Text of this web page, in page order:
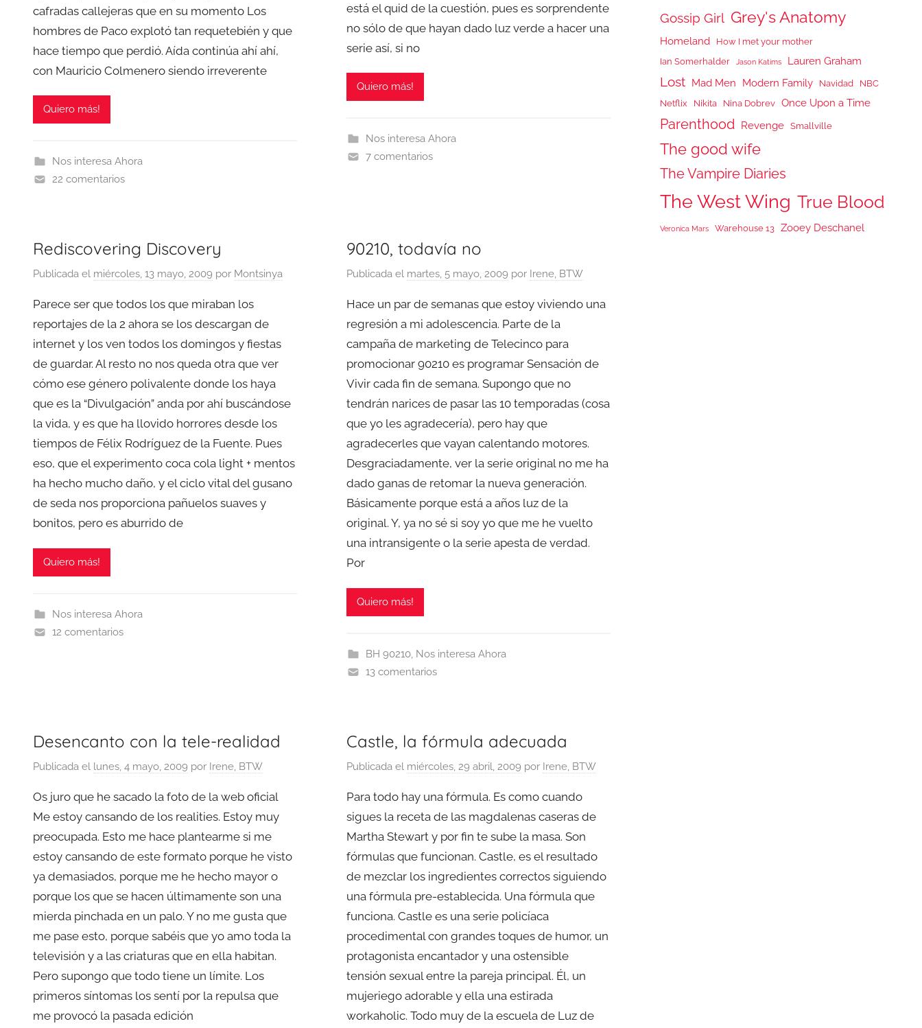
cafradas callejeras que en su momento Los
hombres de Paco explotó tan requetebién y que
hace tiempo que perdió. Aída continúa ahí ahí,
con Mauricio Colmenero siendo irreverente
Quiero más!
Nos interesa Ahora
22 comentarios
está el quid de la cuestión, pues es sorprendente
no sólo de que hayan dado luz verde a hacer una
serie así, si no
Quiero más!
Nos interesa Ahora
7 comentarios
Rediscovering Discovery
Publicada el miércoles, 13 mayo, 2009 por Montsinya
Parece ser que todos los que miraban los
reportajes de la 2 ahora se los descargan de
internet y los ven todos los domingos y fiestas
de guardar. Al resto no nos queda otra que ver
cómo ese género polivalente donde los haya
que es la “Divulgación” anda por ahí buscándose
la vida, y es que ha llovido horrores desde los
tiempos de Félix Rodríguez de la Fuente. Pues
eso, que el experimento coca cola light + mentos
ha hecho mucho daño, y el ciclo vital del gusano
de seda nos proporciona pañuelos suaves y
bonitos, pero es aburrido de
Quiero más!
Nos interesa Ahora
12 comentarios
90210, todavía no
Publicada el martes, 5 mayo, 2009 por Irene, BTW
Hace un par de semanas que estoy viviendo una
regresión a mi adolescencia. Parte de la
campaña de marketing de Telecinco para
promocionar 90210 es programar Sensación de
Vivir cada fin de semana. Supongo que no
tendrán narices de pasar las 10 temporadas (cosa
que yo les agradecería), pero hay que
agradecerles que vayan calentando motores.
Desgraciadamente, ver la serie original no me ha
dado ganas de retomar la nueva generación.
Básicamente porque está a años luz de la
original. Y, ya no sé si soy yo que me he vuelto
una intransigente o la serie apesta de verdad.
Por
Quiero más!
BH 90210, Nos interesa Ahora
13 comentarios
Desencanto con la tele-realidad
Publicada el lunes, 4 mayo, 2009 por Irene, BTW
Os juro que he sacado la foto de la web oficial
Me estoy cansando de los realities. Estoy muy
preocupada. Esto me hace plantearme si me
estoy cansando de este formato porque he visto
ya demasiados, porque me he hecho mayor o
porque los que se hacen últimamente son una
mierda pinchada en un palo. Y no me gusta que
me pase esto, porque sabéis que yo amo toda la
televisión y a las criaturas que en ella habitan.
Pero supongo que todo tiene un límite. Los
primeros síntomas los sentí por la repulsa que
me provocó la pasada edición
Castle, la fórmula adecuada
Publicada el miércoles, 29 abril, 2009 por Irene, BTW
Para todo hay una fórmula. Es como cuando
sigues la receta de las magdalenas caseras de
Martha Stewart y por fin te sube la masa. Son
fórmulas que funcionan. Castle, es el resultado
de mezclar los ingredientes correctos siguiendo
una fórmula pre-establecida. Una fórmula que
funciona. Castle es una serie policíaca
procedimental con grandes toques de humor, un
protagonista encantador y una ostensible
tensión sexual entre la pareja principal. Él, un
mujeriego adorable y ella una estirada
workaholic. Todo muy de la escuela de Luz de
Gossip Girl Grey's Anatomy
Homeland
How I met your mother
Ian Somerhalder
Jason Katims Lauren Graham
Lost Mad Men Modern Family Navidad
NBC
Netflix
Nikita Nina Dobrev Once Upon a Time
Parenthood Revenge Smallville
The good wife
The Vampire Diaries
The West Wing True Blood
Veronica Mars Warehouse 13 Zooey Deschanel